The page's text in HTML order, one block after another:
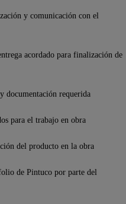
y comunicación con el
acordado para finalización de
documentación requerida
para el trabajo en obra
del producto en la obra
de Pintuco por parte del